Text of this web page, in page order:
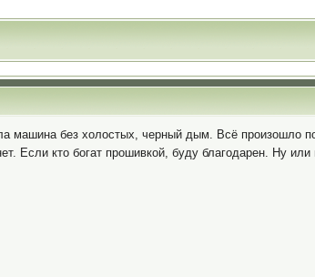
машина без холостых, черный дым. Всё произошло
Если кто богат прошивкой, буду благодарен. Ну